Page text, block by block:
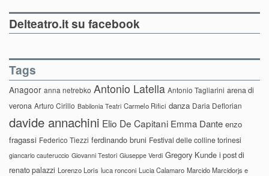
Delteatro.it su facebook
Tags
Anagoor anna netrebko Antonio Latella Antonio Tagliarini arena di
verona Arturo Cirillo Babilonia Teatri Carmelo Rifici danza Daria Deflorian
davide annachini Elio De Capitani Emma Dante enzo
fragassi Federico Tiezzi ferdinando bruni Festival delle colline torinesi
giancarlo cauteruccio Giovanni Testori Giuseppe Verdi Gregory Kunde i post di
renato palazzi Lorenzo Loris luca ronconi Lucia Calamaro Marcido Marcidorjs e